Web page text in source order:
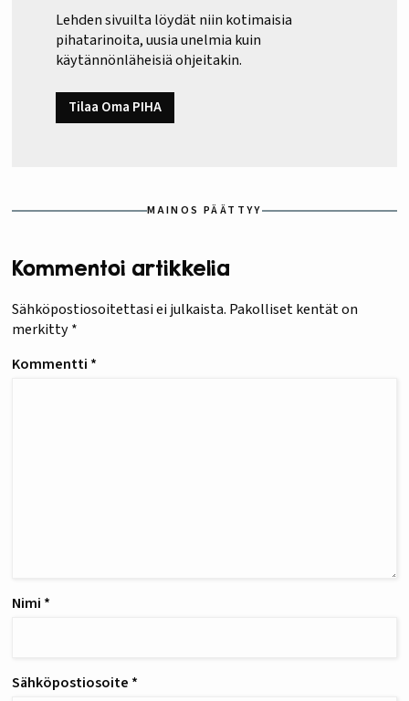
Lehden sivuilta löydät niin kotimaisia
pihatarinoita, uusia unelmia kuin
käytännönläheisiä ohjeitakin.
Tilaa Oma PIHA
MAINOS PÄÄTTYY
Kommentoi artikkelia
Sähköpostiosoitettasi ei julkaista. Pakolliset kentät on
merkitty*
Kommentti *
Nimi *
Sähköpostiosoite *